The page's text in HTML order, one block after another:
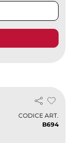
CODICE ART.
B694